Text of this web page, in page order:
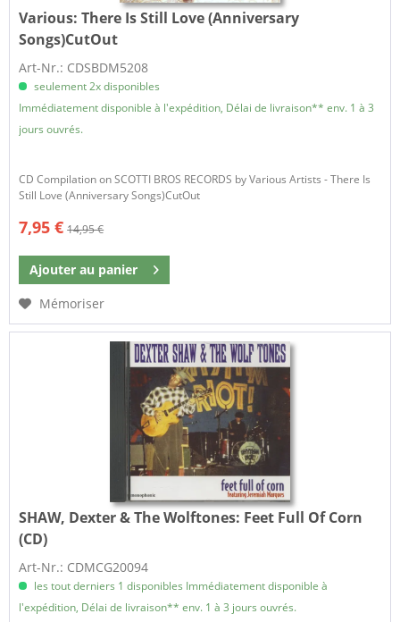
Various: There Is Still Love (Anniversary
Songs)CutOut
Art-Nr.: CDSBDM5208
seulement 2x disponibles
Immédiatement disponible à l'expédition, Délai de livraison** env. 1 à 3
jours ouvrés.
CD Compilation on SCOTTI BROS RECORDS by Various Artists - There Is
Still Love (Anniversary Songs)CutOut
7,95 € 14,95 €
Ajouter au panier
Mémoriser
SHAW, Dexter & The Wolftones: Feet Full Of Corn
(CD)
Art-Nr.: CDMCG20094
les tout derniers 1 disponibles Immédiatement disponible à
l'expédition, Délai de livraison** env. 1 à 3 jours ouvrés.